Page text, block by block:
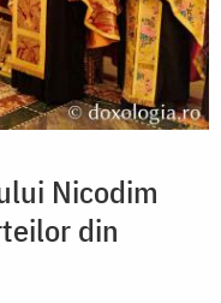
Nicodim
din